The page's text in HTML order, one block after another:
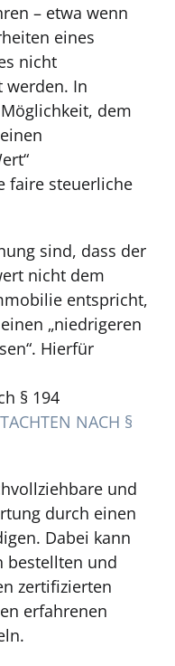
– etwa wenn
eines
nicht
werden. In
dem
faire steuerliche
sind, dass der
nicht dem
entspricht,
„niedrigeren
Hierfür
§ 194
NACH §
und
durch einen
Dabei kann
bestellten und
zertifizierten
erfahrenen